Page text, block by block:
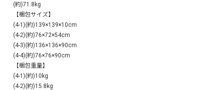
(約)71.8kg
【梱包サイズ】
(4-1)(約)139×139×10cm
(4-2)(約)76×72×54cm
(4-3)(約)136×136×90cm
(4-4)(約)76×76×90cm
【梱包重量】
(4-1)(約)10kg
(4-2)(約)15.8kg